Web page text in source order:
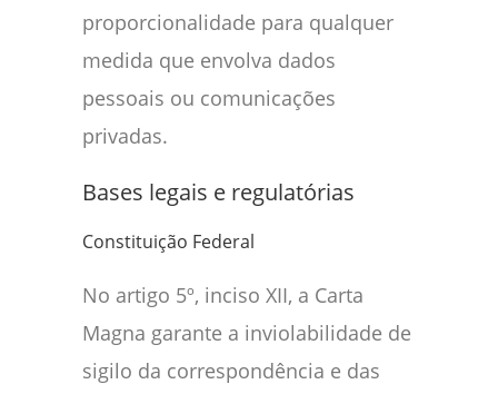
proporcionalidade para qualquer
medida que envolva dados
pessoais ou comunicações
privadas.
Bases legais e regulatórias
Constituição Federal
No artigo 5º, inciso XII, a Carta
Magna garante a inviolabilidade de
sigilo da correspondência e das